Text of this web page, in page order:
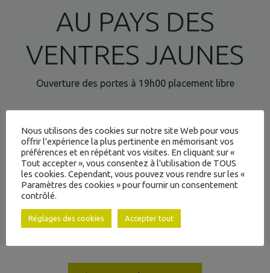
INTERCOMMUNALITÉ
& ACTION SOCIALE
AU PAYS DES
VENTRES JAUNES
Ouverture des portes à 19h00 placement libre
www.spectacle-sougey.com
SITE INTERNET
Nous utilisons des cookies sur notre site Web pour vous
offrir l'expérience la plus pertinente en mémorisant vos
préférences et en répétant vos visites. En cliquant sur «
Tout accepter », vous consentez à l'utilisation de TOUS
les cookies. Cependant, vous pouvez vous rendre sur les «
Paramètres des cookies » pour fournir un consentement
contrôlé.
Réglages des cookies Accepter tout